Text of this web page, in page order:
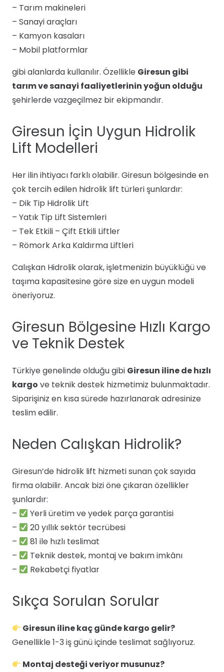
– Tarım makineleri
– Sanayi araçları
– Kamyon kasaları
– Mobil platformlar
gibi alanlarda kullanılır. Özellikle Giresun gibi
tarım ve sanayi faaliyetlerinin yoğun olduğu
şehirlerde vazgeçilmez bir ekipmandır.
Giresun İçin Uygun Hidrolik
Lift Modelleri
Her ilin ihtiyacı farklı olabilir. Giresun bölgesinde en
çok tercih edilen hidrolik lift türleri şunlardır:
– Dik Tip Hidrolik Lift
– Yatık Tip Lift Sistemleri
– Tek Etkili – Çift Etkili Liftler
– Römork Arka Kaldırma Liftleri
Calışkan Hidrolik olarak, işletmenizin büyüklüğü ve
taşıma kapasitesine göre size en uygun modeli
öneriyoruz.
Giresun Bölgesine Hızlı Kargo
ve Teknik Destek
Türkiye genelinde olduğu gibi Giresun iline de hızlı
kargo ve teknik destek hizmetimiz bulunmaktadır.
Siparişiniz en kısa sürede hazırlanarak adresinize
teslim edilir.
Neden Calışkan Hidrolik?
Giresun’de hidrolik lift hizmeti sunan çok sayıda
firma olabilir. Ancak bizi öne çıkaran özellikler
şunlardır:
–
Yerli üretim ve yedek parça garantisi
–
20 yıllık sektör tecrübesi
–
81 ile hızlı teslimat
–
Teknik destek, montaj ve bakım imkânı
–
Rekabetçi fiyatlar
Sıkça Sorulan Sorular
Giresun iline kaç günde kargo gelir?
Genellikle 1-3 iş günü içinde teslimat sağlıyoruz.
Montaj desteği veriyor musunuz?